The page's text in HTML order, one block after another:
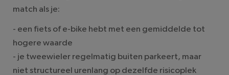
match als je:
- een fiets of e-bike hebt met een gemiddelde tot
hogere waarde
- je tweewieler regelmatig buiten parkeert, maar
niet structureel urenlang op dezelfde risicoplek